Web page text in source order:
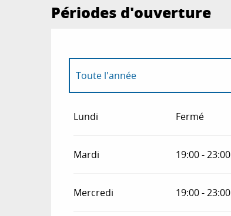
Périodes d'ouverture
Toute l'année
7 janvier 2027
Lundi Fermé
Mardi 19:00 - 23:00
Mercredi 19:00 - 23:00